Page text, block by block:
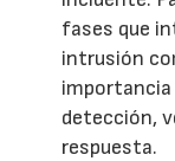
fases que
intrusión
importancia
detección,
respuesta.